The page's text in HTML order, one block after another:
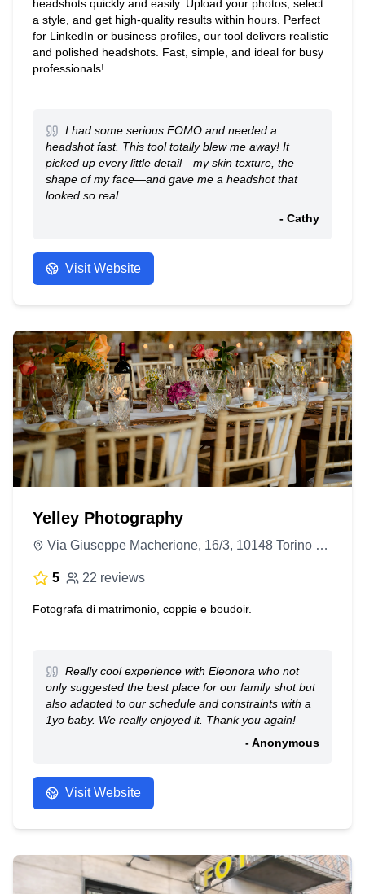
headshots quickly and easily. Upload your photos, select
a style, and get high-quality results within hours. Perfect
for LinkedIn or business profiles, our tool delivers realistic
and polished headshots. Fast, simple, and ideal for busy
professionals!
I had some serious FOMO and needed a
headshot fast. This tool totally blew me away! It
picked up every little detail—my skin texture, the
shape of my face—and gave me a headshot that
looked so real
- Cathy
Visit Website
Yelley Photography
Via Giuseppe Macherione, 16/3, 10148 Torino TO, Italy
5 22 reviews
Fotografa di matrimonio, coppie e boudoir.
Really cool experience with Eleonora who not
only suggested the best place for our family shot but
also adapted to our schedule and constraints with a
1yo baby. We really enjoyed it. Thank you again!
- Anonymous
Visit Website